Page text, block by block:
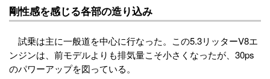
剛性感を感じる各部の造り込み
試乗は主に一般道を中心に行なった。この5.3リッターV8エ
ンジンは、前モデルよりも排気量こそ小さくなったが、30ps
のパワーアップを図っている。